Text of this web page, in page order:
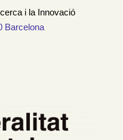
i la Innovació
Barcelona